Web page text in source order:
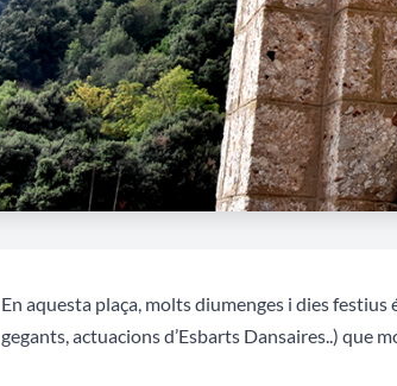
En aquesta plaça, molts diumenges i dies
gegants, actuacions d’Esbarts Dansaires..) que